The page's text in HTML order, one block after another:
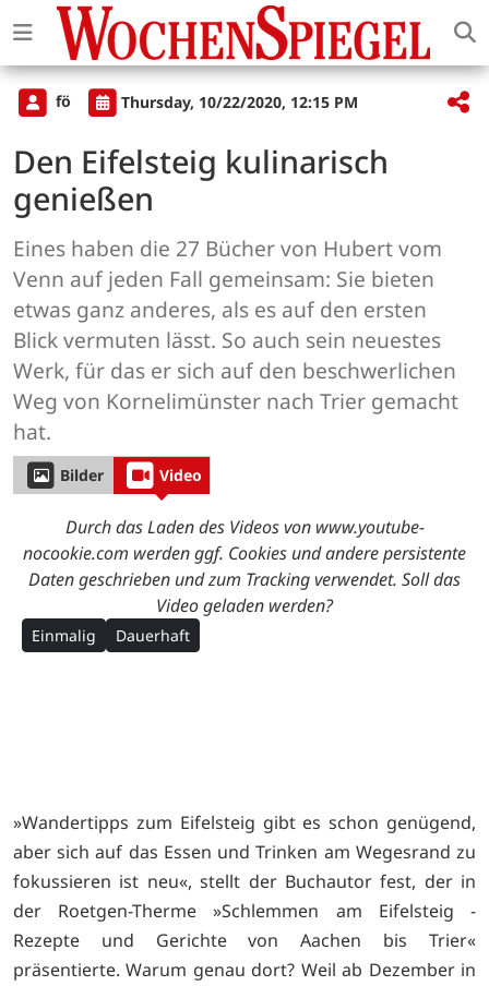
fö Thursday, 10/22/2020, 12:15 PM
Den Eifelsteig kulinarisch
genießen
Eines haben die 27 Bücher von Hubert vom
Venn auf jeden Fall gemeinsam: Sie bieten
etwas ganz anderes, als es auf den ersten
Blick vermuten lässt. So auch sein neuestes
Werk, für das er sich auf den beschwerlichen
Weg von Kornelimünster nach Trier gemacht
hat.
Bilder Video
Durch das Laden des Videos von www.youtube-
nocookie.com werden ggf. Cookies und andere persistente
Daten geschrieben und zum Tracking verwendet. Soll das
Video geladen werden?
Einmalig Dauerhaft
»Wandertipps zum Eifelsteig gibt es schon genügend,
aber sich auf das Essen und Trinken am Wegesrand zu
fokussieren ist neu«, stellt der Buchautor fest, der in
der Roetgen-Therme »Schlemmen am Eifelsteig -
Rezepte und Gerichte von Aachen bis Trier«
präsentierte. Warum genau dort? Weil ab Dezember in